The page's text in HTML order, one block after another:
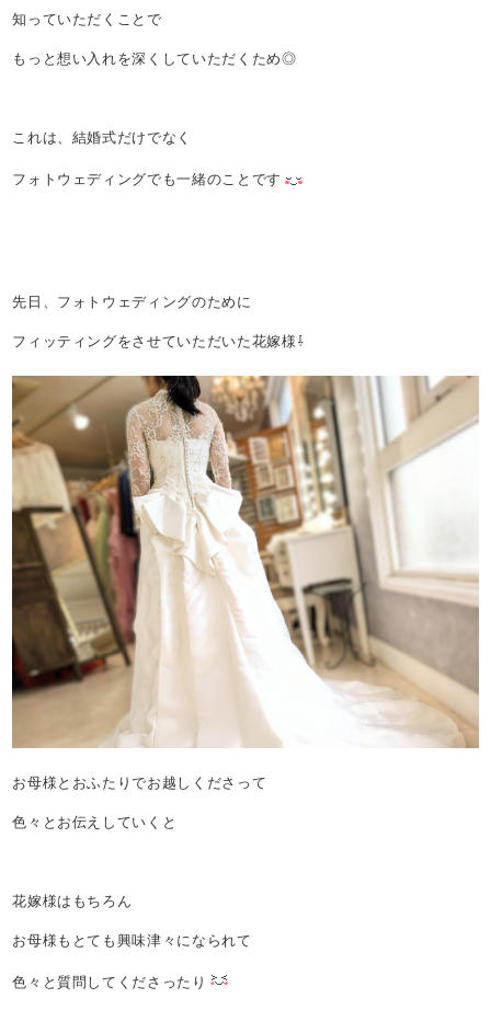
知っていただくことで
もっと想い入れを深くしていただくため◎
これは、結婚式だけでなく
フォトウェディングでも一緒のことです
先日、フォトウェディングのために
フィッティングをさせていただいた花嫁様⇩
お母様とおふたりでお越しくださって
色々とお伝えしていくと
花嫁様はもちろん
お母様もとても興味津々になられて
色々と質問してくださったり